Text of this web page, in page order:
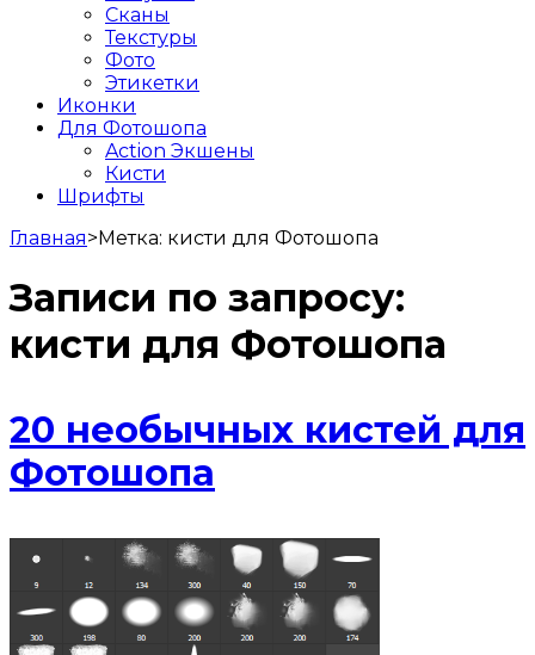
Сканы
Текстуры
Фото
Этикетки
Иконки
Для Фотошопа
Action Экшены
Кисти
Шрифты
Главная>Метка: кисти для Фотошопа
Записи по запросу:
кисти для Фотошопа
20 необычных кистей для
Фотошопа